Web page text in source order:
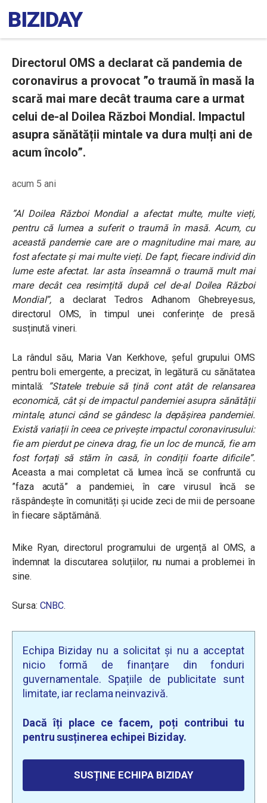
Directorul OMS a declarat că pandemia de
coronavirus a provocat ”o traumă în masă la
scară mai mare decât trauma care a urmat
celui de-al Doilea Război Mondial. Impactul
asupra sănătății mintale va dura mulți ani de
acum încolo”.
acum 5 ani
”Al Doilea Război Mondial a afectat multe, multe vieți,
pentru că lumea a suferit o traumă în masă. Acum, cu
această pandemie care are o magnitudine mai mare, au
fost afectate și mai multe vieți. De fapt, fiecare individ din
lume este afectat. Iar asta înseamnă o traumă mult mai
mare decât cea resimțită după cel de-al Doilea Război
Mondial”, a declarat Tedros Adhanom Ghebreyesus,
directorul OMS, în timpul unei conferințe de presă
susținută vineri.
La rândul său, Maria Van Kerkhove, șeful grupului OMS
pentru boli emergente, a precizat, în legătură cu sănătatea
mintală: ”Statele trebuie să țină cont atât de relansarea
economică, cât și de impactul pandemiei asupra sănătății
mintale, atunci când se gândesc la depășirea pandemiei.
Există variații în ceea ce privește impactul coronavirusului:
fie am pierdut pe cineva drag, fie un loc de muncă, fie am
fost forțați să stăm în casă, în condiții foarte dificile”.
Aceasta a mai completat că lumea încă se confruntă cu
”faza acută” a pandemiei, în care virusul încă se
răspândește în comunități și ucide zeci de mii de persoane
în fiecare săptămână.
Mike Ryan, directorul programului de urgență al OMS, a
îndemnat la discutarea soluțiilor, nu numai a problemei în
sine.
Sursa: CNBC.
Echipa Biziday nu a solicitat și nu a acceptat
nicio formă de finanțare din fonduri
guvernamentale. Spațiile de publicitate sunt
limitate, iar reclama neinvazivă.
Dacă îți place ce facem, poți contribui tu
pentru susținerea echipei Biziday.
SUSȚINE ECHIPA BIZIDAY